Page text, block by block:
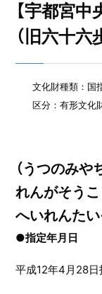
【宇都宮
（旧六十六
文化財種類：国
区分：有形文化財
（うつのみ
れんがそう
へいれんたい
●指定年月日
平成12年4月28日